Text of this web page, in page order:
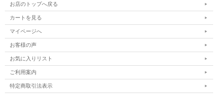
お店のトップへ戻る
カートを見る
マイページへ
お客様の声
お気に入りリスト
ご利用案内
特定商取引法表示